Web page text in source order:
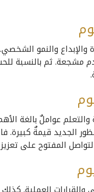
والإبداع والنمو
ثم بالنسبة
عواملٌ بالغة
الجديد قيمةٌ كبيرة.
المفتوح على